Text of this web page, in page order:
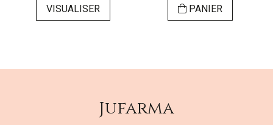
VISUALISER PANIER
Jufarma